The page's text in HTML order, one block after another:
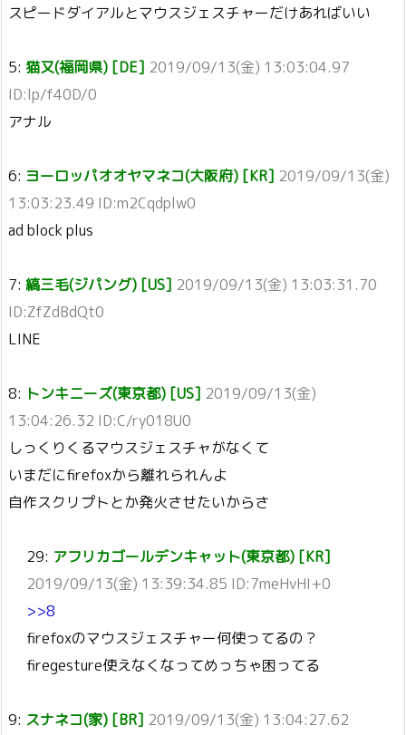
スピードダイアルとマウスジェスチャーだけあればいい
5: 猫又(福岡県) [DE] 2019/09/13(金) 13:03:04.97
ID:Ip/f40D/0
アナル
6: ヨーロッパオオヤマネコ(大阪府) [KR] 2019/09/13(金)
13:03:23.49 ID:m2Cqdplw0
ad block plus
7: 縞三毛(ジパング) [US] 2019/09/13(金) 13:03:31.70
ID:ZfZdBdQt0
LINE
8: トンキニーズ(東京都) [US] 2019/09/13(金)
13:04:26.32 ID:C/ry018U0
しっくりくるマウスジェスチャがなくて
いまだにfirefoxから離れられんよ
自作スクリプトとか発火させたいからさ
29: アフリカゴールデンキャット(東京都) [KR]
2019/09/13(金) 13:39:34.85 ID:7meHvHI+0
>>8
firefoxのマウスジェスチャー何使ってるの？
firegesture使えなくなってめっちゃ困ってる
9: スナネコ(家) [BR] 2019/09/13(金) 13:04:27.62